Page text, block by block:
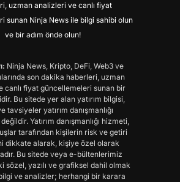
uzman analizleri ve canlı fiyat
sunan Ninja News ile bilgi sahibi olun
ve bir adım önde olun!
Ninja News, Kripto, DeFi, Web3 ve
son dakika haberleri, uzman
canlı fiyat güncellemeleri sunan bir
Bu sitede yer alan yatırım bilgisi,
tavsiyeler yatırım danışmanlığı
Yatırım danışmanlığı hizmeti,
tarafından kişilerin risk ve getiri
dikkate alarak, kişiye özel olarak
Bu sitede veya e-bültenlerimiz
sözel, yazılı ve grafiksel dahil olmak
ve analizler; herhangi bir karara